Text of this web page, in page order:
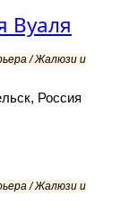
Вуаля
/ Жалюзи и
Россия
/ Жалюзи и